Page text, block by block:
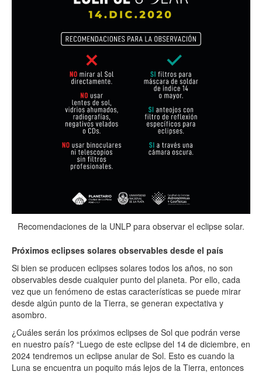
Recomendaciones de la UNLP para observar el eclipse solar.
Próximos eclipses solares observables desde el país
Si bien se producen eclipses solares todos los años, no son
observables desde cualquier punto del planeta. Por ello, cada
vez que un fenómeno de estas características se puede mirar
desde algún punto de la Tierra, se generan expectativa y
asombro.
¿Cuáles serán los próximos eclipses de Sol que podrán verse
en nuestro país? “Luego de este eclipse del 14 de diciembre, en
2024 tendremos un eclipse anular de Sol. Esto es cuando la
Luna se encuentra un poquito más lejos de la Tierra, entonces